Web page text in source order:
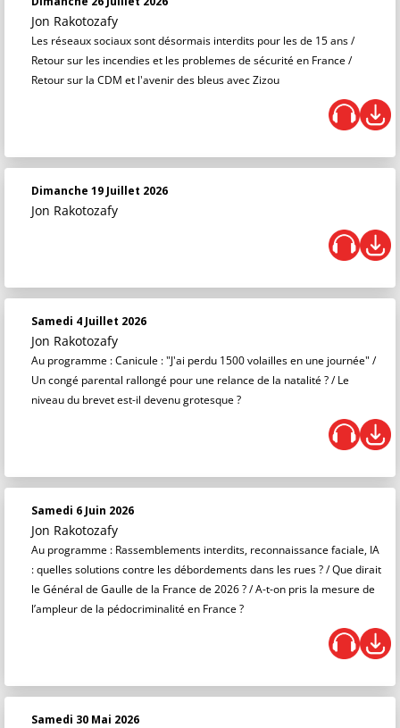
Jon Rakotozafy
Les réseaux sociaux sont désormais interdits pour les de 15 ans /
Retour sur les incendies et les problemes de sécurité en France /
Retour sur la CDM et l'avenir des bleus avec Zizou
Dimanche 19 Juillet 2026
Jon Rakotozafy
Samedi 4 Juillet 2026
Jon Rakotozafy
Au programme : Canicule : "J'ai perdu 1500 volailles en une journée" /
Un congé parental rallongé pour une relance de la natalité ? / Le
niveau du brevet est-il devenu grotesque ?
Samedi 6 Juin 2026
Jon Rakotozafy
Au programme : Rassemblements interdits, reconnaissance faciale, IA
: quelles solutions contre les débordements dans les rues ? / Que dirait
le Général de Gaulle de la France de 2026 ? / A-t-on pris la mesure de
l’ampleur de la pédocriminalité en France ?
Samedi 30 Mai 2026